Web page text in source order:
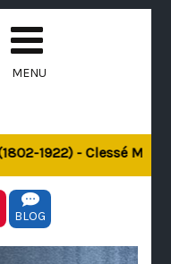
MENU
1922) - Clessé M
BLOG